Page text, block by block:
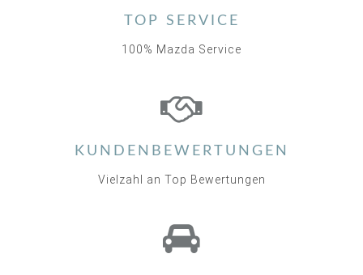
TOP SERVICE
100% Mazda Service
KUNDENBEWERTUNGEN
Vielzahl an Top Bewertungen